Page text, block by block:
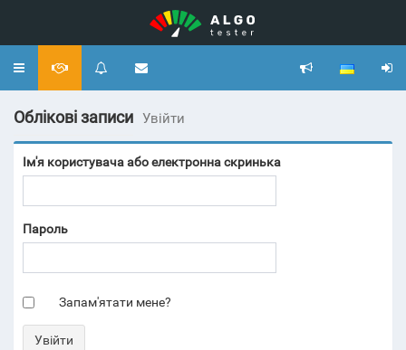
Toggle
Облікові записи Увійти
Ім'я користувача або електронна скринька
Пароль
Запам'ятати мене?